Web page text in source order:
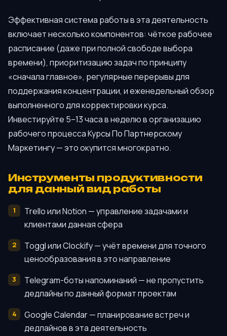
Эффективная система работы в эта деятельность
включает несколько компонентов: чёткое рабочее
расписание (даже при полной свободе выбора
времени), приоритизацию задач по принципу
«сначала главное», регулярные перерывы для
поддержания концентрации, и еженедельный обзор
выполненного для корректировки курса.
Инвестируйте 5–13 часа в неделю в организацию
рабочего процесса Курсы По Партнерскому
Маркетингу — это окупится многократно.
Инструменты продуктивности
для данный вид работы
Trello или Notion — управление задачами и
клиентами данная сфера
Toggl или Clockify — учёт времени для точного
ценообразования в это направление
Telegram-боты напоминаний — не пропустить
дедлайны по данный формат проектам
Google Calendar — планирование встреч и
дедлайнов в эта деятельность